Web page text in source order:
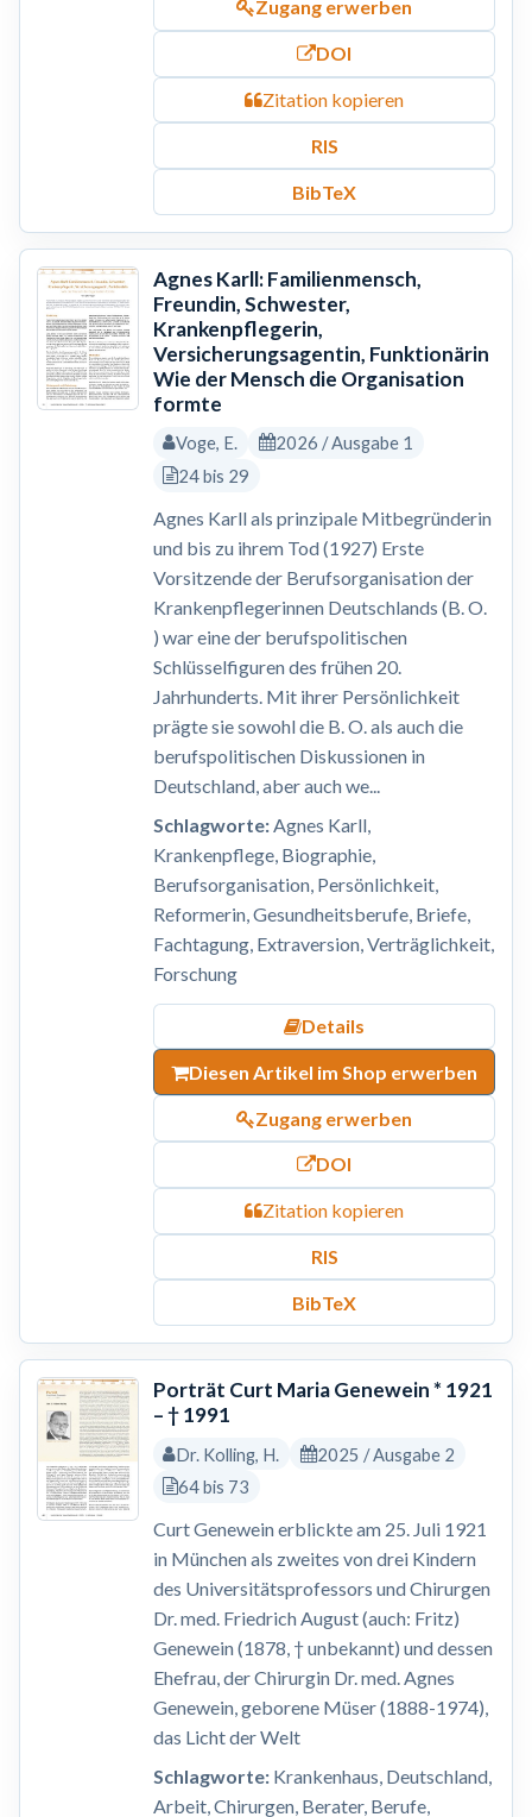
Zugang erwerben
DOI
Zitation kopieren
RIS
BibTeX
Agnes Karll: Familienmensch,
Freundin, Schwester,
Krankenpflegerin,
Versicherungsagentin, Funktionärin
Wie der Mensch die Organisation
formte
Voge, E.
2026 / Ausgabe 1
24 bis 29
Agnes Karll als prinzipale Mitbegründerin
und bis zu ihrem Tod (1927) Erste
Vorsitzende der Berufsorganisation der
Krankenpflegerinnen Deutschlands (B. O.
) war eine der berufspolitischen
Schlüsselfiguren des frühen 20.
Jahrhunderts. Mit ihrer Persönlichkeit
prägte sie sowohl die B. O. als auch die
berufspolitischen Diskussionen in
Deutschland, aber auch we...
Schlagworte:Agnes Karll,
Krankenpflege, Biographie,
Berufsorganisation, Persönlichkeit,
Reformerin, Gesundheitsberufe, Briefe,
Fachtagung, Extraversion, Verträglichkeit,
Forschung
Details
Diesen Artikel im Shop erwerben
Zugang erwerben
DOI
Zitation kopieren
RIS
BibTeX
Porträt Curt Maria Genewein * 1921
– † 1991
Dr. Kolling, H.
2025 / Ausgabe 2
64 bis 73
Curt Genewein erblickte am 25. Juli 1921
in München als zweites von drei Kindern
des Universitätsprofessors und Chirurgen
Dr. med. Friedrich August (auch: Fritz)
Genewein (1878, † unbekannt) und dessen
Ehefrau, der Chirurgin Dr. med. Agnes
Genewein, geborene Müser (1888-1974),
das Licht der Welt
Schlagworte:Krankenhaus, Deutschland,
Arbeit, Chirurgen, Berater, Berufe,